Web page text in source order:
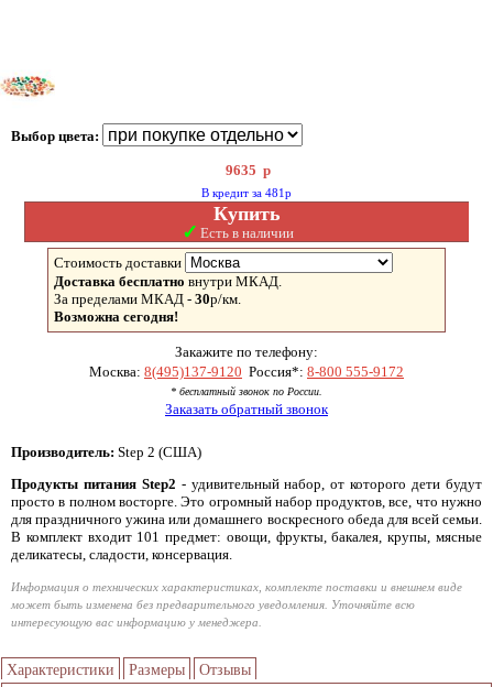
Выбор цвета:
9635 р
В кредит за 481р
Купить
✓ Есть в наличии
Стоимость доставки
Доставка бесплатно внутри МКАД.
За пределами МКАД - 30р/км.
Возможна сегодня!
Закажите по телефону:
Москва: 8(495)137-9120 Россия*: 8-800 555-9172
* бесплатный звонок по России.
Заказать обратный звонок
Производитель: Step 2 (США)
Продукты питания Step2 - удивительный набор, от которого дети будут
просто в полном восторге. Это огромный набор продуктов, все, что нужно
для праздничного ужина или домашнего воскресного обеда для всей семьи.
В комплект входит 101 предмет: овощи, фрукты, бакалея, крупы, мясные
деликатесы, сладости, консервация.
Информация о технических характеристиках, комплекте поставки и внешнем виде
может быть изменена без предварительного уведомления. Уточняйте всю
интересующую вас информацию у менеджера.
Характеристики Размеры Отзывы